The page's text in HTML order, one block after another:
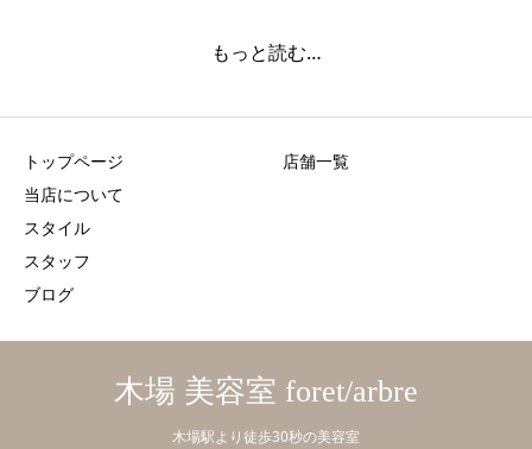
もっと読む…
トップページ
当店について
スタイル
スタッフ
ブログ
店舗一覧
木場 美容室 foret/arbre
木場駅より徒歩30秒の美容室